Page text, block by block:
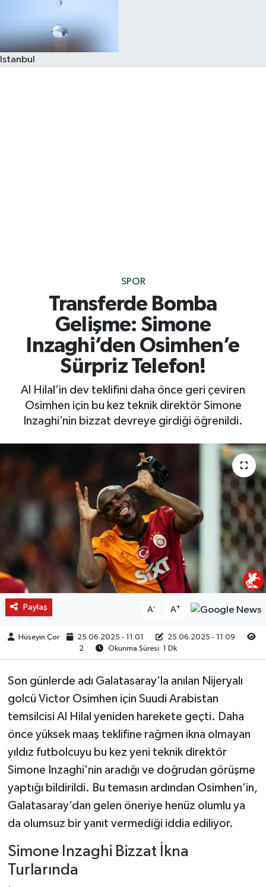
Istanbul
SPOR
Transferde Bomba
Gelişme: Simone
Inzaghi’den Osimhen’e
Sürpriz Telefon!
Al Hilal’in dev teklifini daha önce geri çeviren
Osimhen için bu kez teknik direktör Simone
Inzaghi’nin bizzat devreye girdiği öğrenildi.
Paylaş A- A+
Hüseyin Çor 25.06.2025 - 11:01
25.06.2025 - 11:09
2
Okunma Süresi: 1 Dk
Son günlerde adı Galatasaray’la anılan Nijeryalı
golcü Victor Osimhen için Suudi Arabistan
temsilcisi Al Hilal yeniden harekete geçti. Daha
önce yüksek maaş teklifine rağmen ikna olmayan
yıldız futbolcuyu bu kez yeni teknik direktör
Simone Inzaghi'nin aradığı ve doğrudan görüşme
yaptığı bildirildi. Bu temasın ardından Osimhen’in,
Galatasaray’dan gelen öneriye henüz olumlu ya
da olumsuz bir yanıt vermediği iddia ediliyor.
Simone Inzaghi Bizzat İkna
Turlarında